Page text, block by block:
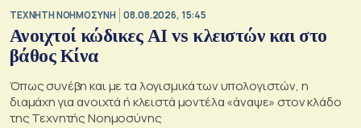
TΕΧΝΗΤΗ ΝΟΗΜΟΣΥΝΗ 08.08.2026, 15:45
Ανοιχτοί κώδικες AI vs κλειστών και στο
βάθος Κίνα
Όπως συνέβη και με τα λογισμικά των υπολογιστών, η
διαμάχη για ανοιχτά ή κλειστά μοντέλα «άναψε» στον κλάδο
της Τεχνητής Νοημοσύνης